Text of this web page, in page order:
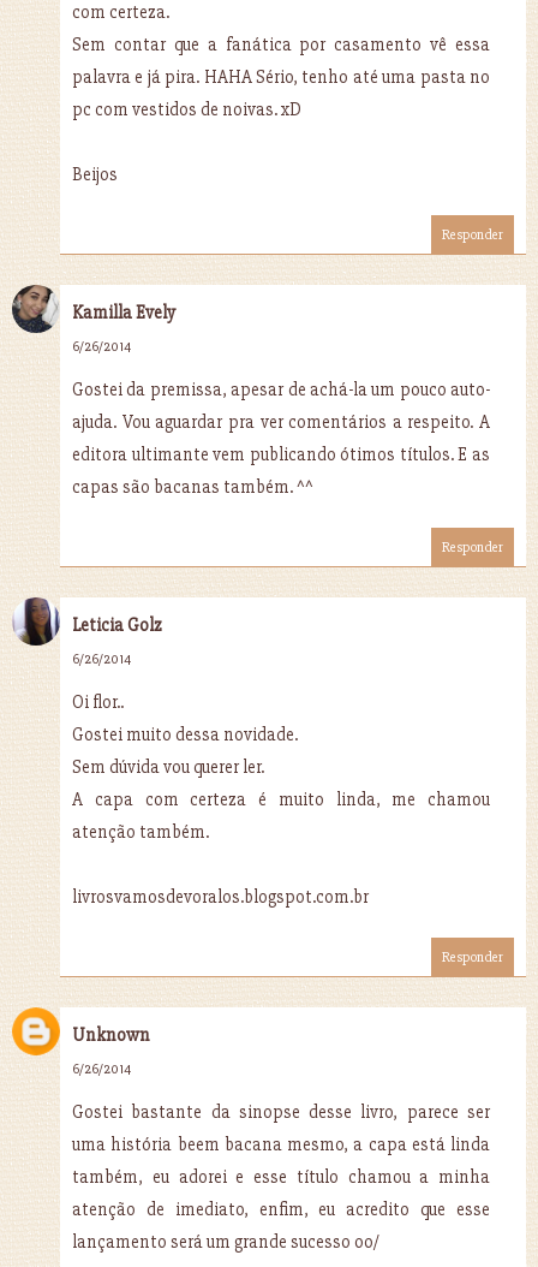
com certeza.
Sem contar que a fanática por casamento vê essa
palavra e já pira. HAHA Sério, tenho até uma pasta no
pc com vestidos de noivas. xD
Beijos
Responder
Kamilla Evely
6/26/2014
Gostei da premissa, apesar de achá-la um pouco auto-
ajuda. Vou aguardar pra ver comentários a respeito. A
editora ultimante vem publicando ótimos títulos. E as
capas são bacanas também. ^^
Responder
Leticia Golz
6/26/2014
Oi flor..
Gostei muito dessa novidade.
Sem dúvida vou querer ler.
A capa com certeza é muito linda, me chamou
atenção também.
livrosvamosdevoralos.blogspot.com.br
Responder
Unknown
6/26/2014
Gostei bastante da sinopse desse livro, parece ser
uma história beem bacana mesmo, a capa está linda
também, eu adorei e esse título chamou a minha
atenção de imediato, enfim, eu acredito que esse
lançamento será um grande sucesso oo/